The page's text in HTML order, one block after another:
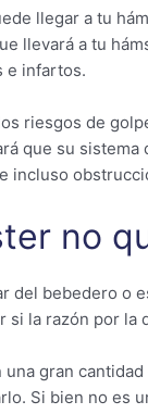
llegar a tu
llevará a tu
e infartos.
riesgos de
que su
incluso
no
del bebedero o
la razón por la
gran
Si bien no es